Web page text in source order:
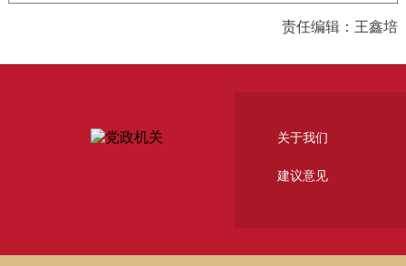
责任编辑：王鑫培
关于我们
建议意见